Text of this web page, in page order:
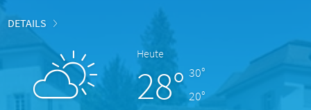
DETAILS
Heute
28° 30°
20°